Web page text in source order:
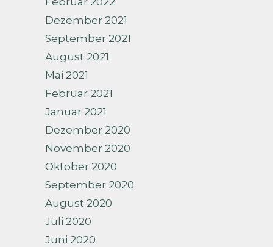
Dezember 2021
September 2021
August 2021
Mai 2021
Februar 2021
Januar 2021
Dezember 2020
November 2020
Oktober 2020
September 2020
August 2020
Juli 2020
Juni 2020